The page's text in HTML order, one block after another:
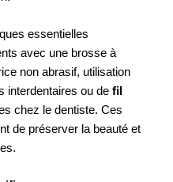
essentielles
avec une brosse à
non abrasif, utilisation
interdentaires ou de fil
chez le dentiste. Ces
de préserver la beauté et